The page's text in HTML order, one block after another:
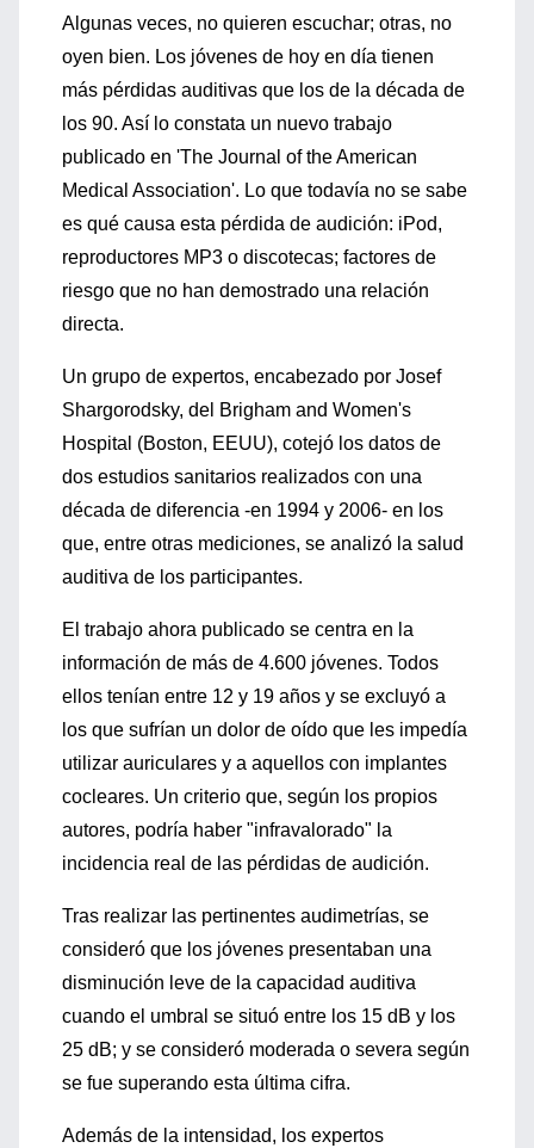
Algunas veces, no quieren escuchar; otras, no
oyen bien. Los jóvenes de hoy en día tienen
más pérdidas auditivas que los de la década de
los 90. Así lo constata un nuevo trabajo
publicado en 'The Journal of the American
Medical Association'. Lo que todavía no se sabe
es qué causa esta pérdida de audición: iPod,
reproductores MP3 o discotecas; factores de
riesgo que no han demostrado una relación
directa.
Un grupo de expertos, encabezado por Josef
Shargorodsky, del Brigham and Women's
Hospital (Boston, EEUU), cotejó los datos de
dos estudios sanitarios realizados con una
década de diferencia -en 1994 y 2006- en los
que, entre otras mediciones, se analizó la salud
auditiva de los participantes.
El trabajo ahora publicado se centra en la
información de más de 4.600 jóvenes. Todos
ellos tenían entre 12 y 19 años y se excluyó a
los que sufrían un dolor de oído que les impedía
utilizar auriculares y a aquellos con implantes
cocleares. Un criterio que, según los propios
autores, podría haber "infravalorado" la
incidencia real de las pérdidas de audición.
Tras realizar las pertinentes audimetrías, se
consideró que los jóvenes presentaban una
disminución leve de la capacidad auditiva
cuando el umbral se situó entre los 15 dB y los
25 dB; y se consideró moderada o severa según
se fue superando esta última cifra.
Además de la intensidad, los expertos